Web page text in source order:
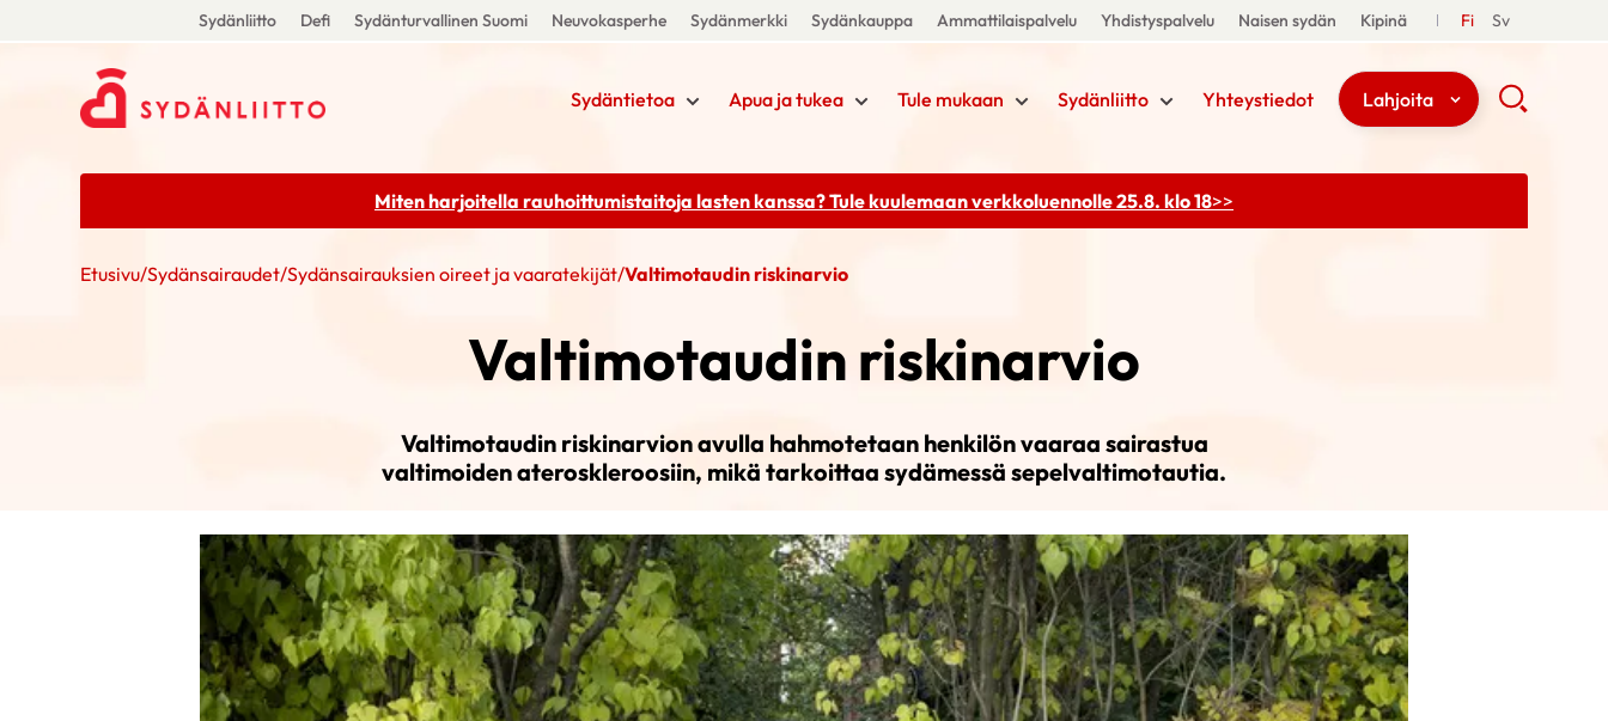
Sydänliitto Defi Sydänturvallinen Suomi Neuvokasperhe Sydänmerkki Sydänkauppa Ammattilaispalvelu Yhdistyspalvelu Naisen sydän Kipinä Fi Sv
Sydäntietoa Apua ja tukea Tule mukaan Sydänliitto Yhteystiedot Lahjoita
Miten harjoitella rauhoittumistaitoja lasten kanssa? Tule kuulemaanverkkoluennolle 25.8. klo 18>>
Etusivu/Sydänsairaudet/Sydänsairauksien oireet ja vaaratekijät/Valtimotaudin riskinarvio
Valtimotaudin riskinarvio
Valtimotaudin riskinarvion avulla hahmotetaan henkilön vaaraa sairastua
valtimoiden ateroskleroosiin, mikä tarkoittaa sydämessä sepelvaltimotautia.